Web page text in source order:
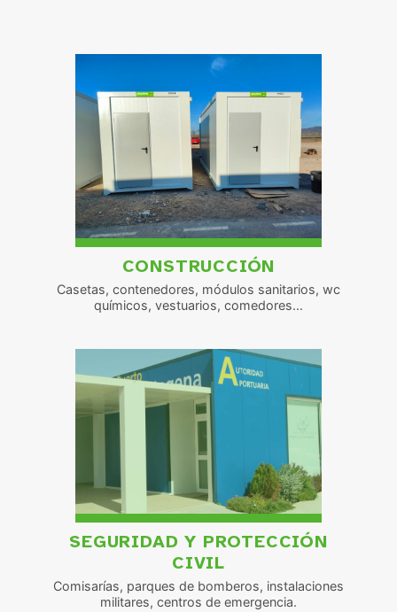
CONSTRUCCIÓN
Casetas, contenedores, módulos sanitarios, wc
químicos, vestuarios, comedores...
SEGURIDAD Y PROTECCIÓN
CIVIL
Comisarías, parques de bomberos, instalaciones
militares, centros de emergencia.